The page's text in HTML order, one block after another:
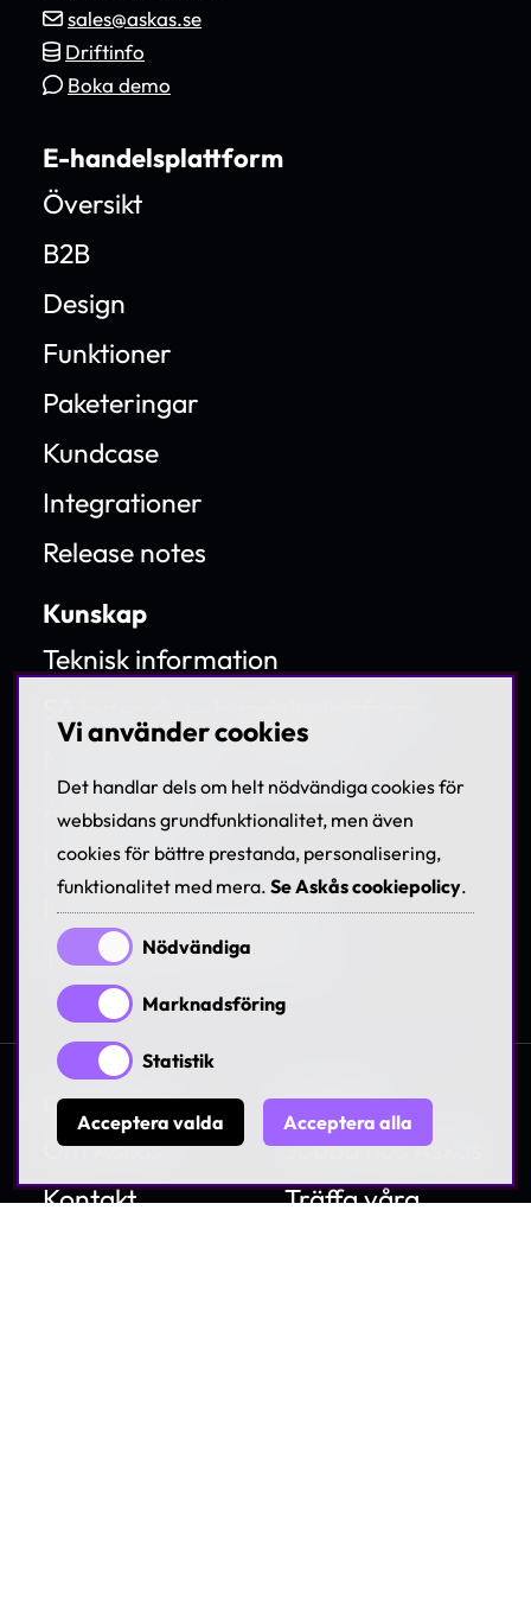
sales@askas.se
Driftinfo
Boka demo
E-handelsplattform
Översikt
B2B
Design
Funktioner
Paketeringar
Kundcase
Integrationer
Release notes
Kunskap
Teknisk information
Askås Webinar
Utbildningar
Kundanpassad support
Tillgänglighetsdirektivet
Om Askås
Om Askås
Kontakt
Karriär
Jobba hos Askås
Träffa våra
Vi använder cookies
Det handlar dels om helt nödvändiga cookies för
webbsidans grundfunktionalitet, men även
cookies för bättre prestanda, personalisering,
funktionalitet med mera. Se Askås cookiepolicy.
Nödvändiga
Marknadsföring
Statistik
Acceptera valda Acceptera alla